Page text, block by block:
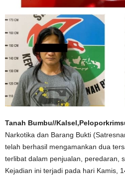
Tanah Bumbu//
Narkotika dan Barang Bukti
telah berhasil mengamankan dua
terlibat dalam penjualan, peredaran,
Kejadian ini terjadi pada hari Kamis,